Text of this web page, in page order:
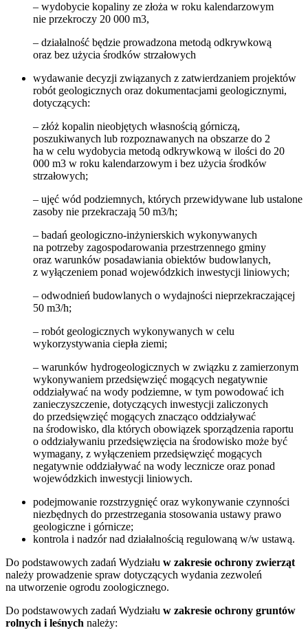
– wydobycie kopaliny ze złoża w roku kalendarzowym
nie przekroczy 20 000 m3,
– działalność będzie prowadzona metodą odkrywkową
oraz bez użycia środków strzałowych
wydawanie decyzji związanych z zatwierdzaniem projektów
robót geologicznych oraz dokumentacjami geologicznymi,
dotyczących:
– złóż kopalin nieobjętych własnością górniczą,
poszukiwanych lub rozpoznawanych na obszarze do 2
ha w celu wydobycia metodą odkrywkową w ilości do 20
000 m3 w roku kalendarzowym i bez użycia środków
strzałowych;
– ujęć wód podziemnych, których przewidywane lub ustalone
zasoby nie przekraczają 50 m3/h;
– badań geologiczno-inżynierskich wykonywanych
na potrzeby zagospodarowania przestrzennego gminy
oraz warunków posadawiania obiektów budowlanych,
z wyłączeniem ponad wojewódzkich inwestycji liniowych;
– odwodnień budowlanych o wydajności nieprzekraczającej
50 m3/h;
– robót geologicznych wykonywanych w celu
wykorzystywania ciepła ziemi;
– warunków hydrogeologicznych w związku z zamierzonym
wykonywaniem przedsięwzięć mogących negatywnie
oddziaływać na wody podziemne, w tym powodować ich
zanieczyszczenie, dotyczących inwestycji zaliczonych
do przedsięwzięć mogących znacząco oddziaływać
na środowisko, dla których obowiązek sporządzenia raportu
o oddziaływaniu przedsięwzięcia na środowisko może być
wymagany, z wyłączeniem przedsięwzięć mogących
negatywnie oddziaływać na wody lecznicze oraz ponad
wojewódzkich inwestycji liniowych.
podejmowanie rozstrzygnięć oraz wykonywanie czynności
niezbędnych do przestrzegania stosowania ustawy prawo
geologiczne i górnicze;
kontrola i nadzór nad działalnością regulowaną w/w ustawą.
Do podstawowych zadań Wydziału w zakresie ochrony zwierząt
należy prowadzenie spraw dotyczących wydania zezwoleń
na utworzenie ogrodu zoologicznego.
Do podstawowych zadań Wydziału w zakresie ochrony gruntów
rolnych i leśnych należy: